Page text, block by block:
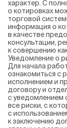
характер. С
о котировках
торговой
информация о
в качестве
консультации,
к совершению
Уведомление о
Для начала
ознакомиться с
исполнением и
договору и
с уведомлением
все риски, с
с
к заключению